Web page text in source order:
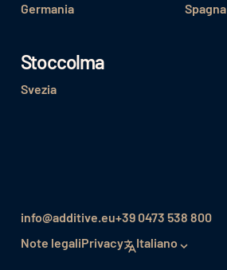
Germania Spagna
Stoccolma
Svezia
info@additive.eu+39 0473 538 800
Note legaliPrivacy Italiano